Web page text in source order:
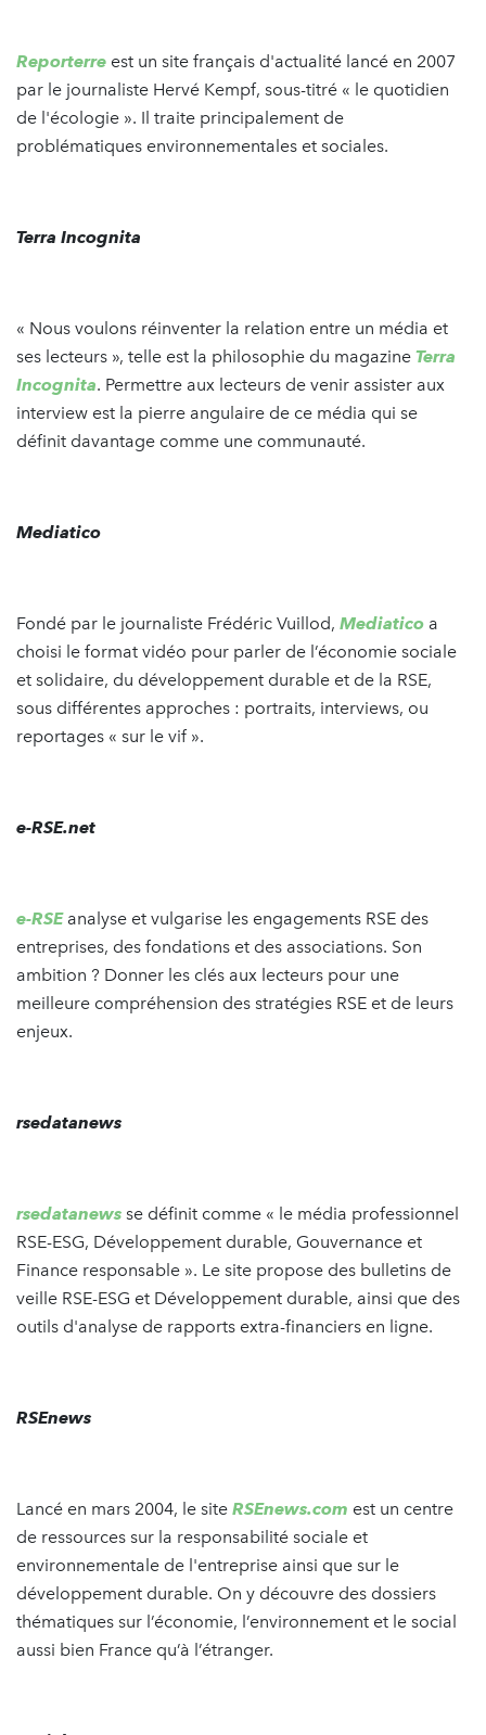
Reporterre est un site français d'actualité lancé en 2007
par le journaliste Hervé Kempf, sous-titré « le quotidien
de l'écologie ». Il traite principalement de
problématiques environnementales et sociales.
Terra Incognita
« Nous voulons réinventer la relation entre un média et
ses lecteurs », telle est la philosophie du magazine Terra
Incognita. Permettre aux lecteurs de venir assister aux
interview est la pierre angulaire de ce média qui se
définit davantage comme une communauté.
Mediatico
Fondé par le journaliste Frédéric Vuillod, Mediatico a
choisi le format vidéo pour parler de l’économie sociale
et solidaire, du développement durable et de la RSE,
sous différentes approches : portraits, interviews, ou
reportages « sur le vif ».
e-RSE.net
e-RSEanalyse et vulgarise les engagements RSE des
entreprises, des fondations et des associations. Son
ambition ? Donner les clés aux lecteurs pour une
meilleure compréhension des stratégies RSE et de leurs
enjeux.
rsedatanews
rsedatanews se définit comme « le média professionnel
RSE-ESG, Développement durable, Gouvernance et
Finance responsable ». Le site propose des bulletins de
veille RSE-ESG et Développement durable, ainsi que des
outils d'analyse de rapports extra-financiers en ligne.
RSEnews
Lancé en mars 2004, le site RSEnews.com est un centre
de ressources sur la responsabilité sociale et
environnementale de l'entreprise ainsi que sur le
développement durable. On y découvre des dossiers
thématiques sur l’économie, l’environnement et le social
aussi bien France qu’à l’étranger.